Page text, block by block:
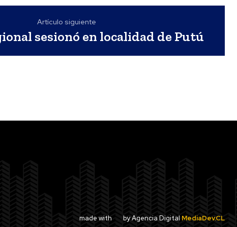
Artículo siguiente
sesionó en localidad de Putú
made with by Agencia Digital MediaDev.CL